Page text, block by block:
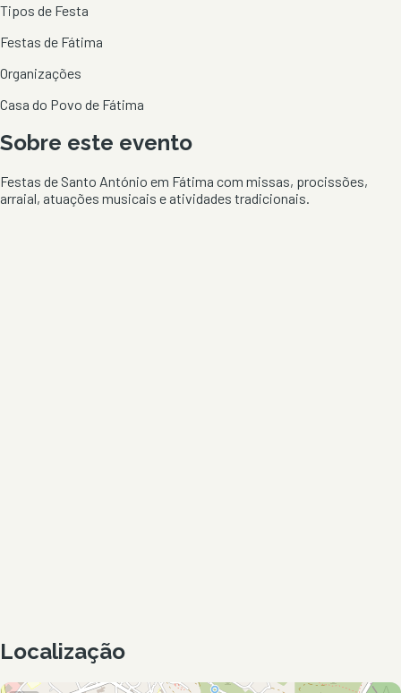
Tipos de Festa
Festas de Fátima
Organizações
Casa do Povo de Fátima
Sobre este evento
Festas de Santo António em Fátima com missas, procissões,
arraial, atuações musicais e atividades tradicionais.
Localização